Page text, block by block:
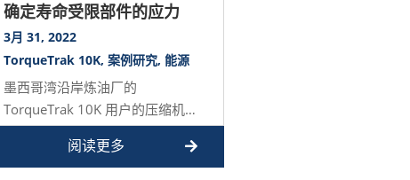
确定寿命受限部件的应力
3月 31, 2022
TorqueTrak 10K,案例研究,能源
墨西哥湾沿岸炼油厂的
TorqueTrak 10K 用户的压缩机组
出现问题。压缩机组在硬启动应用
中使用同步电机…
阅读更多